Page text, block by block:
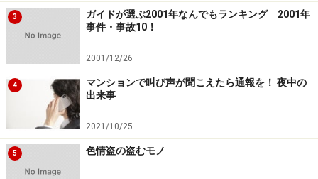
自分自身の危険の度合いも分からなくては、対応のしよ
うもありません。分かりやすく言えば、「標準体重より
○キロ多いから、こう食事制限して、これだけの運動を
して、○キロ減量しよう」といったように、基準や目標
が分かれば、具体的な対応がとれるということです。
「私の帰宅経路はもっと安全な場所に住んでいる友人と
比べると、街灯も少なくてかなり危険」といったよう
に、まずは自分の状態を知ること、すなわち「情報分
3
ガイドが選ぶ2001年なんでもランキング 2001年
事件・事故10！
2001/12/26
4
マンションで叫び声が聞こえたら通報を！ 夜中の
出来事
2021/10/25
5 色情盗の盗むモノ